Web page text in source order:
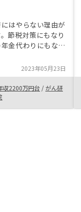
はやらない理由が
節税対策にもなり
金代わりにもなり
んだ方が良いと思い
はほとんどなく全
ので時間が無い方に
2023年05月23日
収2200万円台 / がん研